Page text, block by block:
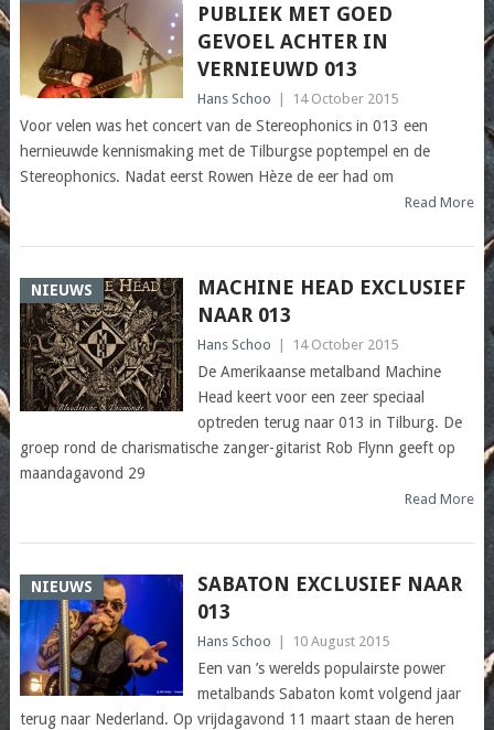
PUBLIEK MET GOED
GEVOEL ACHTER IN
VERNIEUWD 013
Hans Schoo 14 October 2015
Voor velen was het concert van de Stereophonics in 013 een
hernieuwde kennismaking met de Tilburgse poptempel en de
Stereophonics. Nadat eerst Rowen Hèze de eer had om
Read More
NIEUWS
MACHINE HEAD EXCLUSIEF
NAAR 013
Hans Schoo 14 October 2015
De Amerikaanse metalband Machine
Head keert voor een zeer speciaal
optreden terug naar 013 in Tilburg. De
groep rond de charismatische zanger-gitarist Rob Flynn geeft op
maandagavond 29
Read More
NIEUWS
SABATON EXCLUSIEF NAAR
013
Hans Schoo 10 August 2015
Een van ’s werelds populairste power
metalbands Sabaton komt volgend jaar
terug naar Nederland. Op vrijdagavond 11 maart staan de heren